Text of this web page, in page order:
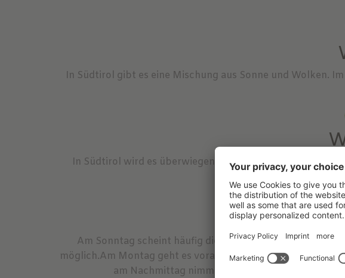
In Südtirol gibt es eine Mischung aus Sonne und Wolken.
In Südtirol wird es überwiegend sonnig. Morgendliche
Am Sonntag scheint häufig die Sonne. In der zweiten
möglich.Am Montag geht es voraussichtlich leicht
am Nachmittag nimmt die Gewitterneigung nur